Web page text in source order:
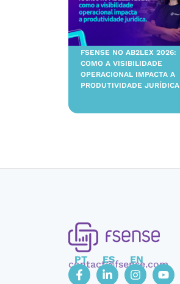
FSENSE NO AB2LEX 2026:
COMO A VISIBILIDADE
OPERACIONAL IMPACTA A
PRODUTIVIDADE JURÍDICA
PT ES EN
contact@fsense.com